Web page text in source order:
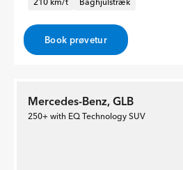
Book prøvetur
Mercedes-Benz, GLB
250+ with EQ Technology SUV